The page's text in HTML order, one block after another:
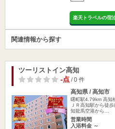
楽天トラベルの宿
関連情報から探す
ツーリストイン高知
-点/ 0 件
高知県 / 高知市
曙町駅4.79km 高知
ＪＲ高知駅から徒
知龍馬空港から…
営業時間
入浴料金 ～